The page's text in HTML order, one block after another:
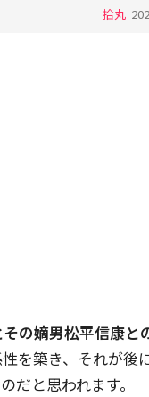
拾丸
の嫡男松平信康と
を築き、それが後
だと思われます。